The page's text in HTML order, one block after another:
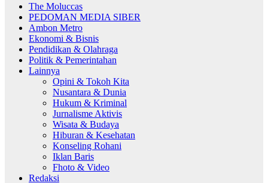
The Moluccas
PEDOMAN MEDIA SIBER
Ambon Metro
Ekonomi & Bisnis
Pendidikan & Olahraga
Politik & Pemerintahan
Lainnya
Opini & Tokoh Kita
Nusantara & Dunia
Hukum & Kriminal
Jurnalisme Aktivis
Wisata & Budaya
Hiburan & Kesehatan
Konseling Rohani
Iklan Baris
Fhoto & Video
Redaksi